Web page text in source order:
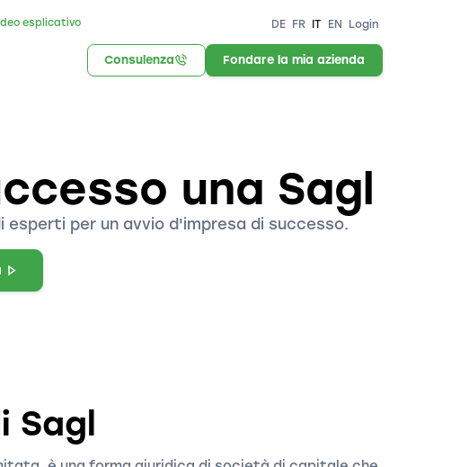
esplicativo DE FR IT EN Login
Consulenza Fondare la mia azienda
una Sagl
esperti per un avvio d'impresa di successo.
Sagl